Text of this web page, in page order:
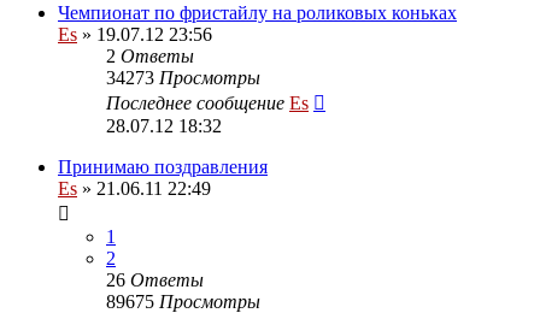
Чемпионат по фристайлу на роликовых коньках
Es » 19.07.12 23:56
2 Ответы
34273 Просмотры
Последнее сообщение Es
28.07.12 18:32
Принимаю поздравления
Es » 21.06.11 22:49
1
2
26 Ответы
89675 Просмотры